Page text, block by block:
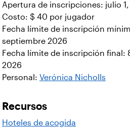
Apertura de inscripciones: julio
Costo: $ 40 por jugador
Fecha límite de inscripción
septiembre 2026
Fecha límite de inscripción final:
2026
Personal: Verónica Nicholls
Recursos
Hoteles de acogida